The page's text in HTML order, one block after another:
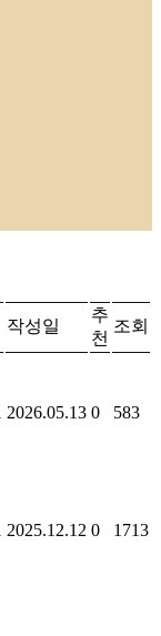
작성일
추
천
조회
2026.05.13 0 583
2025.12.12 0 1713